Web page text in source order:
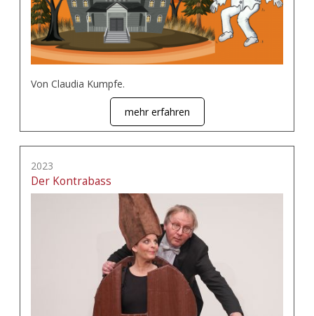
Von Claudia Kumpfe.
mehr erfahren
2023
Der Kontrabass